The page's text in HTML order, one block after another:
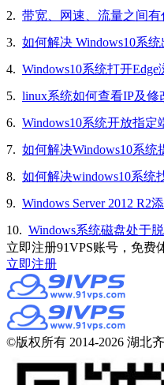
2. 带宽、网速、流量之间有
3. 如何解决 Windows10系统出
4. Windows10系统打开Edge浏览器提
5. linux系统如何查看IP及修
6. Windows10系统开放指定
7. 如何解决Windows10系统提示“
8. 如何解决windows10系统
9. Windows Server 2012 R2
10. Windows系统磁盘处于
立即注册91VPS账号，免费
立即注册
©版权所有 2014-2026 湖北